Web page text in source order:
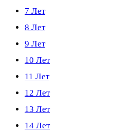
7 Лет
8 Лет
9 Лет
10 Лет
11 Лет
12 Лет
13 Лет
14 Лет